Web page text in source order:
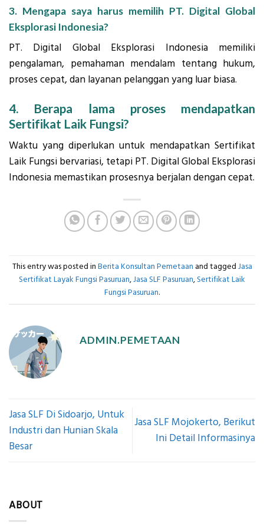
3. Mengapa saya harus memilih PT. Digital Global
Eksplorasi Indonesia?
PT. Digital Global Eksplorasi Indonesia memiliki
pengalaman, pemahaman mendalam tentang hukum,
proses cepat, dan layanan pelanggan yang luar biasa.
4. Berapa lama proses mendapatkan
Sertifikat Laik Fungsi?
Waktu yang diperlukan untuk mendapatkan Sertifikat
Laik Fungsi bervariasi, tetapi PT. Digital Global Eksplorasi
Indonesia memastikan prosesnya berjalan dengan cepat.
This entry was posted in Berita Konsultan Pemetaan and tagged Jasa
Sertifikat Layak Fungsi Pasuruan,Jasa SLF Pasuruan,Sertifikat Laik
Fungsi Pasuruan.
ADMIN.PEMETAAN
Jasa SLF Di Sidoarjo, Untuk
Industri dan Hunian Skala
Besar
Jasa SLF Mojokerto, Berikut
Ini Detail Informasinya
ABOUT